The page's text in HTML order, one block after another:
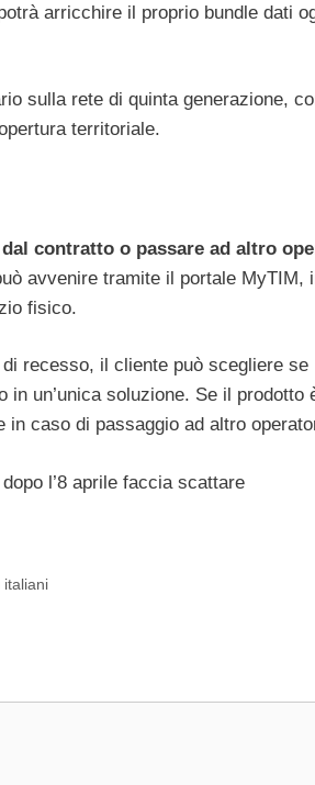
arricchire il proprio bundle dati
sulla rete di quinta generazione,
territoriale.
contratto o passare ad altro
avvenire tramite il portale MyTIM,
fisico.
recesso, il cliente può scegliere se
un’unica soluzione. Se il prodotto
caso di passaggio ad altro
l’8 aprile faccia scattare
italiani